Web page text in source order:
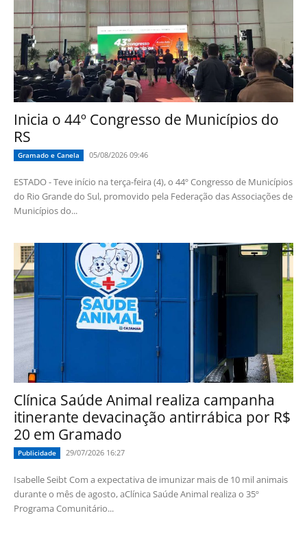
Inicia o 44º Congresso de Municípios do
RS
Gramado e Canela 05/08/2026 09:46
ESTADO - Teve início na terça-feira (4), o 44º Congresso de Municípios
do Rio Grande do Sul, promovido pela Federação das Associações de
Municípios do...
Clínica Saúde Animal realiza campanha
itinerante devacinação antirrábica por R$
20 em Gramado
Publicidade 29/07/2026 16:27
Isabelle Seibt Com a expectativa de imunizar mais de 10 mil animais
durante o mês de agosto, aClínica Saúde Animal realiza o 35º
Programa Comunitário...